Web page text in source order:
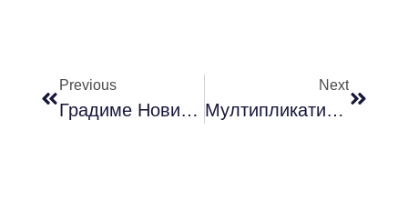
Previous
Градиме Нови Простори На Филолошкиот Факултет „Блаже Конески“
Next
Мултипликативен Настан – Универзитет Во Виена, Австрија